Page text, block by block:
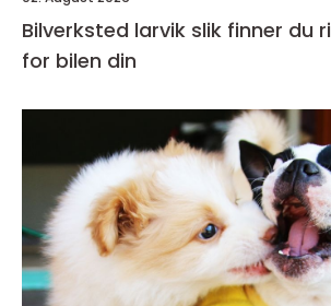
Bilverksted larvik slik finner du riktig verksted
for bilen din